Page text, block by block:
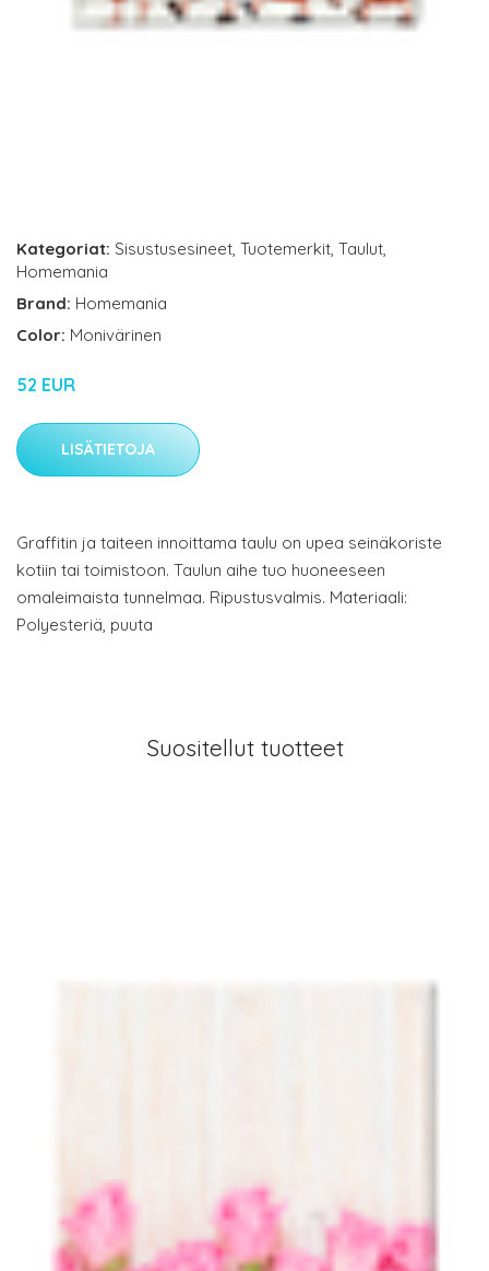
Kategoriat: Sisustusesineet, Tuotemerkit, Taulut,
Homemania
Brand: Homemania
Color: Monivärinen
52 EUR
LISÄTIETOJA
Graffitin ja taiteen innoittama taulu on upea seinäkoriste
kotiin tai toimistoon. Taulun aihe tuo huoneeseen
omaleimaista tunnelmaa. Ripustusvalmis. Materiaali:
Polyesteriä, puuta
Suositellut tuotteet